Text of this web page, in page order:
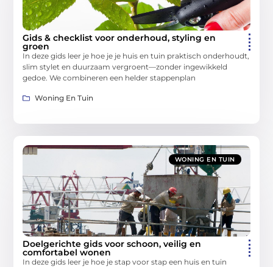
Gids & checklist voor onderhoud, styling en
groen
In deze gids leer je hoe je je huis en tuin praktisch onderhoudt,
slim stylet en duurzaam vergroent—zonder ingewikkeld
gedoe. We combineren een helder stappenplan
Woning En Tuin
WONING EN TUIN
Doelgerichte gids voor schoon, veilig en
comfortabel wonen
In deze gids leer je hoe je stap voor stap een huis en tuin